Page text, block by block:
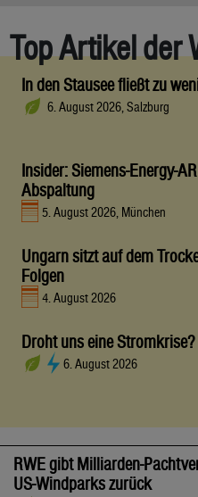
Top Artikel der
In den Stausee fließt zu
6. August 2026, Salzburg
Insider: Siemens-Energy-
Abspaltung
5. August 2026, München
Ungarn sitzt auf dem
Folgen
4. August 2026
Droht uns eine Stromkrise?
6. August 2026
RWE gibt Milliarden-
US-Windparks zurück